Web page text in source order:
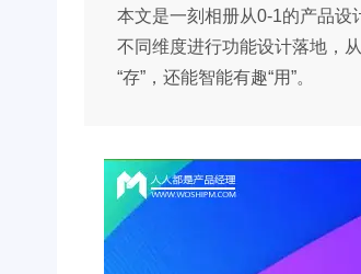
本文是一刻相册从0-1的产品设
不同维度进行功能设计落地，
“存”，还能智能有趣“用”。